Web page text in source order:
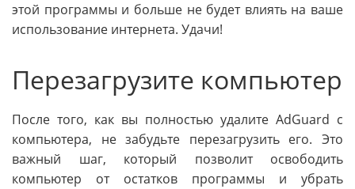
этой программы и больше не будет влиять на ваше
использование интернета. Удачи!
Перезагрузите компьютер
После того, как вы полностью удалите AdGuard с
компьютера, не забудьте перезагрузить его. Это
важный шаг, который позволит освободить
компьютер от остатков программы и убрать